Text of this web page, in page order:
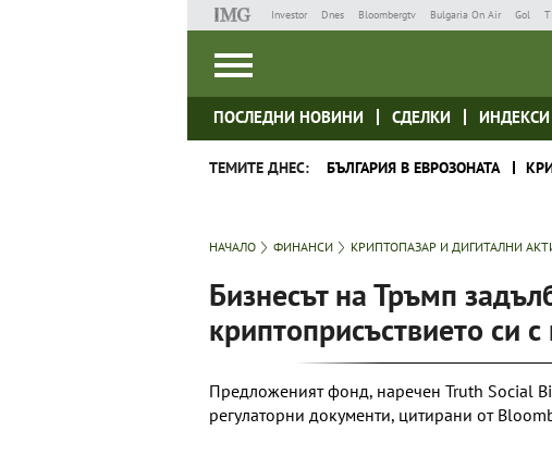
Investor Dnes Bloombergtv Bulgaria On Air Gol
ПОСЛЕДНИ НОВИНИ СДЕЛКИ ИНДЕКСИ
ТЕМИТЕ ДНЕС: БЪЛГАРИЯ В ЕВРОЗОНАТА
НАЧАЛО ФИНАНСИ КРИПТОПАЗАР И ДИГИТАЛНИ
Бизнесът на Тръмп
криптоприсъствието си
Предложеният фонд, наречен Truth Social
регулаторни документи, цитирани от